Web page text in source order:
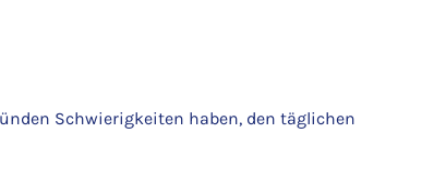
Schwierigkeiten haben, den täglichen